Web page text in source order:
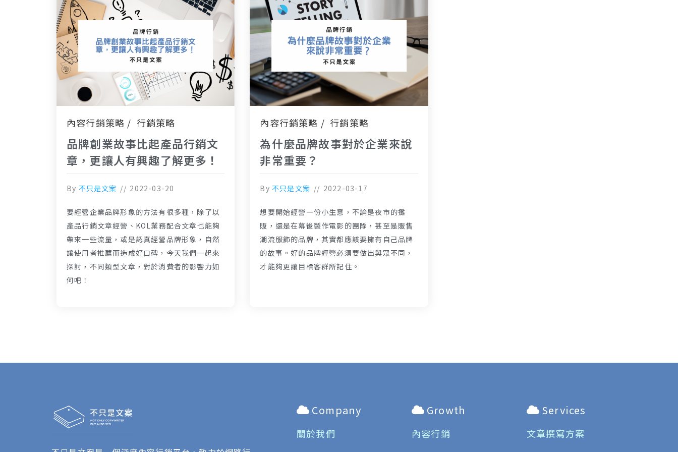
內容行銷策略 行銷策略
品牌創業故事比起產品行銷文
章，更讓人有興趣了解更多！
By 不只是文案 2022-03-20
要經營企業品牌形象的方法有很多種，除了以
產品行銷文章經營、KOL業務配合文章也能夠
帶來一些流量，或是認真經營品牌形象，自然
讓使用者推薦而造成好口碑，今天我們一起來
探討，不同類型文章，對於消費者的影響力如
何吧！
內容行銷策略 行銷策略
為什麼品牌故事對於企業來說
非常重要？
By 不只是文案 2022-03-17
想要開始經營一份小生意，不論是夜市的攤
販，還是在幕後製作電影的團隊，甚至是販售
潮流服飾的品牌，其實都應該要擁有自己品牌
的故事。好的品牌經營必須要做出與眾不同，
才能夠更讓目標客群所記住。
Company
關於我們
Growth
內容行銷
Services
文章撰寫方案